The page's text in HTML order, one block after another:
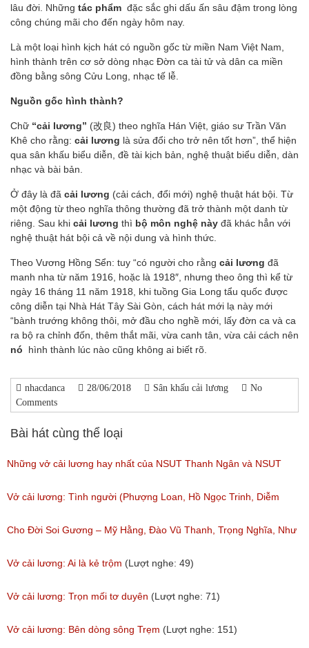
lâu đời. Những tác phẩm đặc sắc ghi dấu ấn sâu đậm trong lòng
công chúng mãi cho đến ngày hôm nay.
Là một loại hình kịch hát có nguồn gốc từ miền Nam Việt Nam,
hình thành trên cơ sở dòng nhạc Đờn ca tài tử và dân ca miền
đồng bằng sông Cửu Long, nhạc tế lễ.
Nguồn gốc hình thành?
Chữ “cải lương” (改良) theo nghĩa Hán Việt, giáo sư Trần Văn
Khê cho rằng: cải lương là sửa đổi cho trở nên tốt hơn”, thể hiện
qua sân khấu biểu diễn, đề tài kịch bản, nghệ thuật biểu diễn, dàn
nhạc và bài bản.
Ở đây là đã cải lương (cải cách, đổi mới) nghệ thuật hát bội. Từ
một động từ theo nghĩa thông thường đã trở thành một danh từ
riêng. Sau khi cải lương thì bộ môn nghệ này đã khác hẳn với
nghệ thuật hát bội cả về nội dung và hình thức.
Theo Vương Hồng Sển: tuy “có người cho rằng cải lương đã
manh nha từ năm 1916, hoặc là 1918″, nhưng theo ông thì kể từ
ngày 16 tháng 11 năm 1918, khi tuồng Gia Long tẩu quốc được
công diễn tại Nhà Hát Tây Sài Gòn, cách hát mới lạ này mới
“bành trướng không thôi, mở đầu cho nghề mới, lấy đờn ca và ca
ra bộ ra chỉnh đốn, thêm thắt mãi, vừa canh tân, vừa cải cách nên
nó
hình thành lúc nào cũng không ai biết rõ.
nhacdanca 28/06/2018 Sân khấu cải lương
No
Comments
Bài hát cùng thể loại
Những vở cải lương hay nhất của NSUT Thanh Ngân và NSUT
Trọng Phúc
(Lượt nghe: 217)
Vở cải lương: Tình người (Phượng Loan, Hồ Ngọc Trinh, Diễm
My,Anh Chàng)
(Lượt nghe: 111)
Cho Đời Soi Gương – Mỹ Hằng, Đào Vũ Thanh, Trọng Nghĩa, Như
Huỳnh
(Lượt nghe: 96)
Vở cải lương: Ai là kẻ trộm (Lượt nghe: 49)
Vở cải lương: Trọn mối tơ duyên (Lượt nghe: 71)
Vở cải lương: Bên dòng sông Trẹm (Lượt nghe: 151)